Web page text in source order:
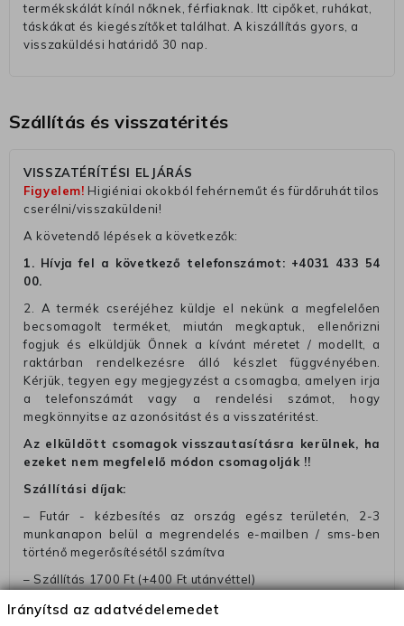
termékskálát kínál nőknek, férfiaknak. Itt cipőket, ruhákat,
táskákat és kiegészítőket találhat. A kiszállítás gyors, a
visszaküldési határidő 30 nap.
Szállítás és visszatérités
VISSZATÉRÍTÉSI ELJÁRÁS
Figyelem! Higiéniai okokból fehérneműt és fürdőruhát tilos
cserélni/visszaküldeni!
A követendő lépések a következők:
1. Hívja fel a következő telefonszámot: +4031 433 54
00.
2. A termék cseréjéhez küldje el nekünk a megfelelően
becsomagolt terméket, miután megkaptuk, ellenőrizni
fogjuk és elküldjük Önnek a kívánt méretet / modellt, a
raktárban rendelkezésre álló készlet függvényében.
Kérjük, tegyen egy megjegyzést a csomagba, amelyen irja
a telefonszámát vagy a rendelési számot, hogy
megkönnyitse az azonósitást és a visszatéritést.
Az elküldött csomagok visszautasításra kerülnek, ha
ezeket nem megfelelő módon csomagolják !!
Szállítási díjak:
– Futár - kézbesítés az ország egész területén, 2-3
munkanapon belül a megrendelés e-mailben / sms-ben
történő megerősítésétől számítva
– Szállítás 1700 Ft (+400 Ft utánvéttel)
– Ingyenes szállítás 31600 Ft feletti megrendeléseknél
Irányítsd az adatvédelemedet